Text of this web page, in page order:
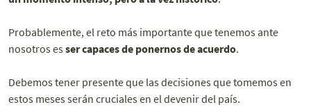
Probablemente, el reto más importante que tenemos ante
nosotros esser capaces de ponernos de acuerdo.
Debemos tener presente que las decisiones que tomemos en
estos meses serán cruciales en el devenir del país.